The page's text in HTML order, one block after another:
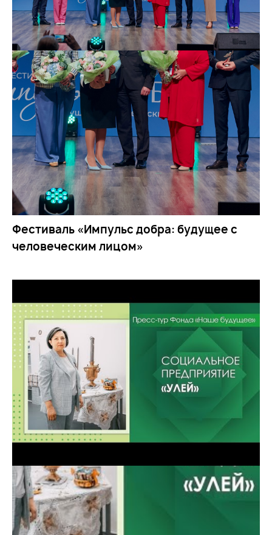
Фестиваль «Импульс добра: будущее с
человеческим лицом»